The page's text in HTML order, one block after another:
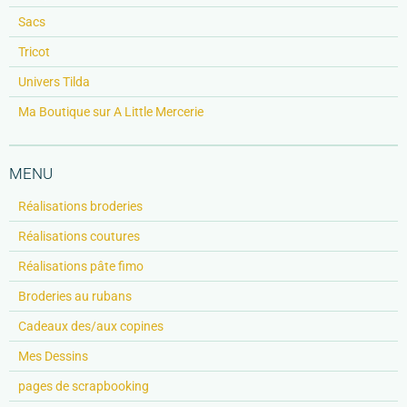
Sacs
Tricot
Univers Tilda
Ma Boutique sur A Little Mercerie
MENU
Réalisations broderies
Réalisations coutures
Réalisations pâte fimo
Broderies au rubans
Cadeaux des/aux copines
Mes Dessins
pages de scrapbooking